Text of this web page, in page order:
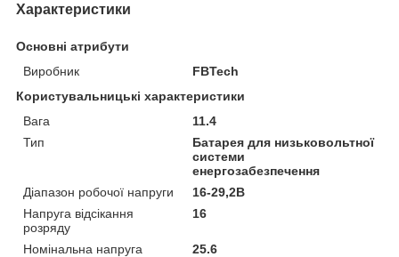
Характеристики
Основні атрибути
Виробник
FBTech
Користувальницькі характеристики
Вага
11.4
Тип
Батарея для низьковольтної
системи
енергозабезпечення
Діапазон робочої напруги
16-29,2В
Напруга відсікання
розряду
16
Номінальна напруга
25.6